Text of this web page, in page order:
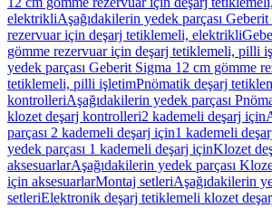
elektrikliAşağıdakilerin yedek parçası
rezervuar için deşarj tetiklemeli, elektrikli
gömme rezervuar için deşarj tetiklemeli, pilli
yedek parçası Geberit Sigma 12 cm gömme
tetiklemeli, pilli işletimPnömatik deşarj
kontrolleriAşağıdakilerin yedek parçası
klozet deşarj kontrolleri2 kademeli deşarj için
parçası 2 kademeli deşarj için1 kademeli
yedek parçası 1 kademeli deşarj içinKlozet
aksesuarlarAşağıdakilerin yedek parçası
için aksesuarlarMontaj setleriAşağıdakilerin
setleriElektronik deşarj tetiklemeli klozet